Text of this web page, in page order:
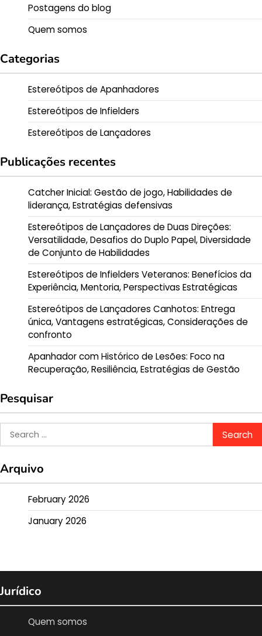
Postagens do blog
Quem somos
Categorias
Estereótipos de Apanhadores
Estereótipos de Infielders
Estereótipos de Lançadores
Publicações recentes
Catcher Inicial: Gestão de jogo, Habilidades de
liderança, Estratégias defensivas
Estereótipos de Lançadores de Duas Direções:
Versatilidade, Desafios do Duplo Papel, Diversidade
de Conjunto de Habilidades
Estereótipos de Infielders Veteranos: Benefícios da
Experiência, Mentoria, Perspectivas Estratégicas
Estereótipos de Lançadores Canhotos: Entrega
única, Vantagens estratégicas, Considerações de
confronto
Apanhador com Histórico de Lesões: Foco na
Recuperação, Resiliência, Estratégias de Gestão
Pesquisar
Search
for:
Arquivo
February 2026
January 2026
Jurídico
Quem somos